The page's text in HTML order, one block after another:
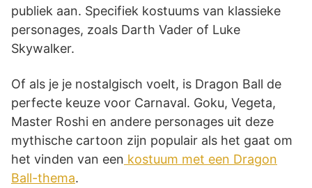
publiek aan. Specifiek kostuums van klassieke
personages, zoals Darth Vader of Luke
Skywalker.
Of als je je nostalgisch voelt, is Dragon Ball de
perfecte keuze voor Carnaval. Goku, Vegeta,
Master Roshi en andere personages uit deze
mythische cartoon zijn populair als het gaat om
het vinden van een kostuum met een Dragon
Ball-thema.